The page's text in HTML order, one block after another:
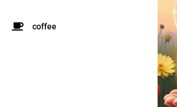
coffee